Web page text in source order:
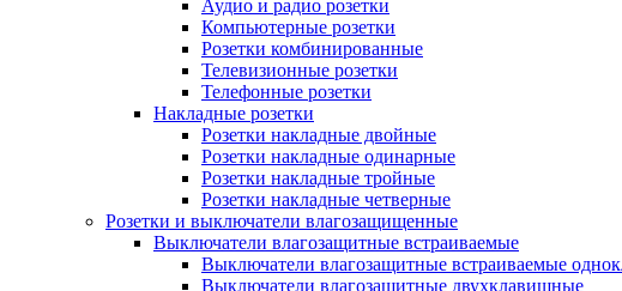
Аудио и радио розетки
Компьютерные розетки
Розетки комбинированные
Телевизионные розетки
Телефонные розетки
Накладные розетки
Розетки накладные двойные
Розетки накладные одинарные
Розетки накладные тройные
Розетки накладные четверные
Розетки и выключатели влагозащищенные
Выключатели влагозащитные встраиваемые
Выключатели влагозащитные встраиваемые
Выключатели влагозащитные двухклавишные